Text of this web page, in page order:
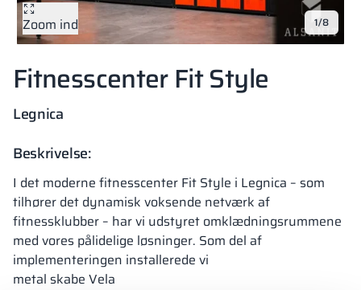
Vela
metalskabe
Bænke og
Partitioner
Lameller
Altus
L-formede
1/8
Zoom ind
Fitnesscenter Fit Style
Legnica
Beskrivelse:
I det moderne fitnesscenter Fit Style i Legnica – som
tilhører det dynamisk voksende netværk af
fitnessklubber – har vi udstyret omklædningsrummene
med vores pålidelige løsninger. Som del af
implementeringen installerede vi
metal skabe Vela